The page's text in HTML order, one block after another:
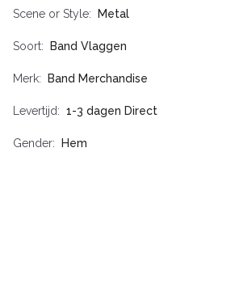
Scene or Style Metal
Soort Band Vlaggen
Merk Band Merchandise
Levertijd 1-3 dagen Direct
Gender Hem